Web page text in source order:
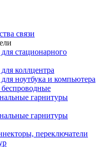
связи
стационарного
коллцентра
ноутбука и компьютера
гарнитуры
гарнитуры
переключатели